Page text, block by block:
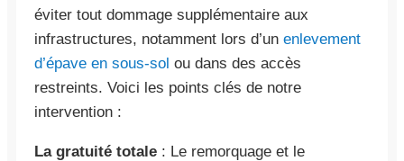
éviter tout dommage supplémentaire aux
infrastructures, notamment lors d’un enlevement
d’épave en sous-sol ou dans des accès
restreints. Voici les points clés de notre
intervention :
La gratuité totale : Le remorquage et le